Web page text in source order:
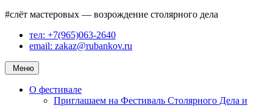
#слёт мастеровых — возрождение столярного дела
тел: +7(965)063-2640
email: zakaz@rubankov.ru
Меню
О фестивале
Приглашаем на Фестиваль Столярного Дела и